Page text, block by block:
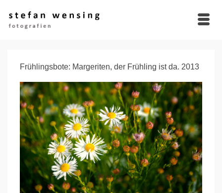
Frühlingsbote: Margeriten, der Frühling ist da. 2013